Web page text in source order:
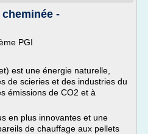
-
PGI
est une énergie naturelle,
de scieries et des industries du
émissions de CO2 et à
en plus innovantes et une
de chauffage aux pellets